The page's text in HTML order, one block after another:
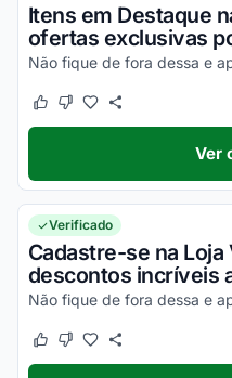
Itens em Destaque
ofertas exclusivas
Este cupom funcionou
Este cupom não
Ver
Verificado
Cadastre-se na
descontos incríveis
Este cupom funcionou
Este cupom não